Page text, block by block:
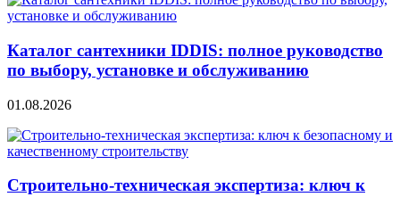
Каталог сантехники IDDIS: полное руководство
по выбору, установке и обслуживанию
01.08.2026
Строительно‑техническая экспертиза: ключ к